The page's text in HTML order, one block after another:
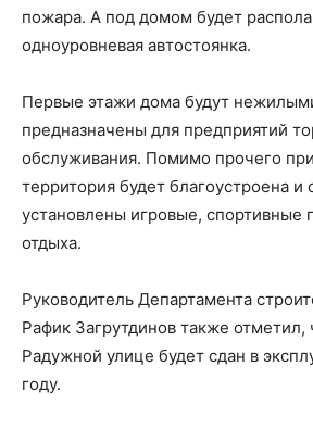
пожара. А под домом будет
одноуровневая автостоянка.
Первые этажи дома будут
предназначены для предприятий
обслуживания. Помимо прочего
территория будет благоустроена и
установлены игровые, спортивные
отдыха.
Руководитель Департамента
Рафик Загрутдинов также отметил,
Радужной улице будет сдан в
году.